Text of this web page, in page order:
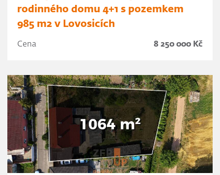
rodinného domu 4+1 s pozemkem
985 m2 v Lovosicích
Cena 8 250 000 Kč